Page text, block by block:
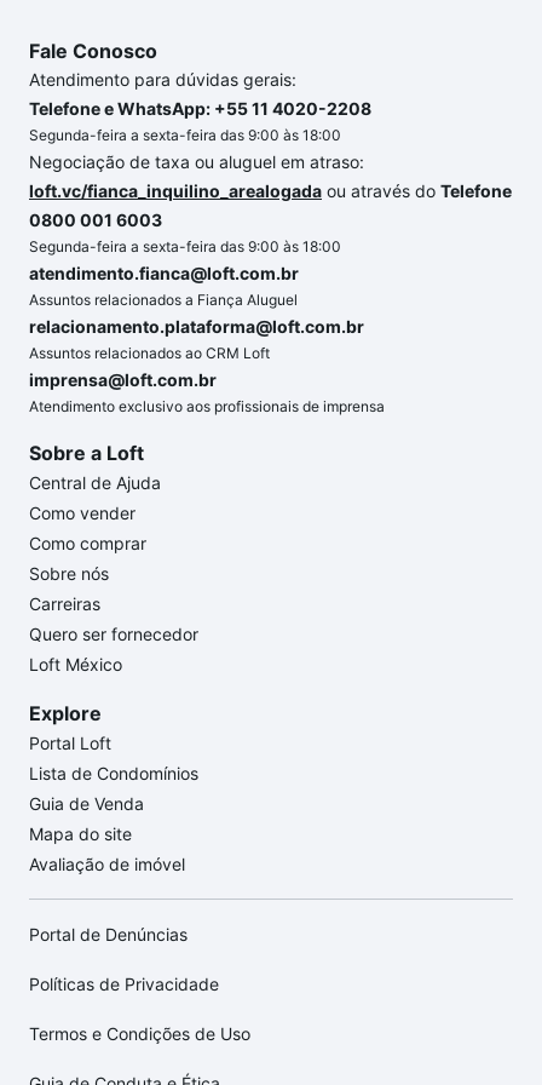
Fale Conosco
Atendimento para dúvidas gerais:
Telefone e WhatsApp: +55 11 4020-2208
Segunda-feira a sexta-feira das 9:00 às 18:00
Negociação de taxa ou aluguel em atraso:
loft.vc/fianca_inquilino_arealogada ou através do Telefone
0800 001 6003
Segunda-feira a sexta-feira das 9:00 às 18:00
atendimento.fianca@loft.com.br
Assuntos relacionados a Fiança Aluguel
relacionamento.plataforma@loft.com.br
Assuntos relacionados ao CRM Loft
imprensa@loft.com.br
Atendimento exclusivo aos profissionais de imprensa
Sobre a Loft
Central de Ajuda
Como vender
Como comprar
Sobre nós
Carreiras
Quero ser fornecedor
Loft México
Explore
Portal Loft
Lista de Condomínios
Guia de Venda
Mapa do site
Avaliação de imóvel
Portal de Denúncias
Políticas de Privacidade
Termos e Condições de Uso